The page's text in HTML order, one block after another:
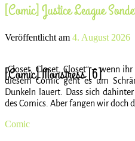
[Comic] Monstress [6]
[Comic] Justice League
Veröffentlicht am 4. August 2026
„Closet, Closet, Closet“ – wenn
diesem Comic geht es um
Dunkeln lauert. Dass sich
des Comics. Aber fangen wir doch
Comic